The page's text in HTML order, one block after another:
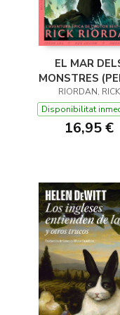
EL MAR
MONSTRES
JACKSON I ELS
DE L'OLIMP
RIORDAN, RICK
Disponibilitat
16,95 €